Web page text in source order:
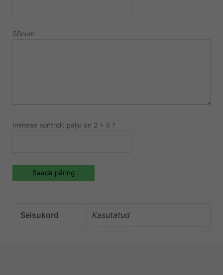
Sõnum
Inimese kontroll: palju on 2 + 5 ?
Saada päring
Seisukord Kasutatud